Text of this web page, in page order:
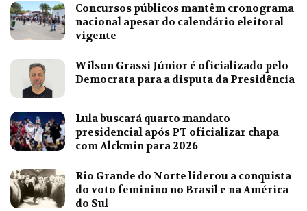
Concursos públicos mantêm cronograma
nacional apesar do calendário eleitoral
vigente
Wilson Grassi Júnior é oficializado pelo
Democrata para a disputa da Presidência
Lula buscará quarto mandato
presidencial após PT oficializar chapa
com Alckmin para 2026
Rio Grande do Norte liderou a conquista
do voto feminino no Brasil e na América
do Sul